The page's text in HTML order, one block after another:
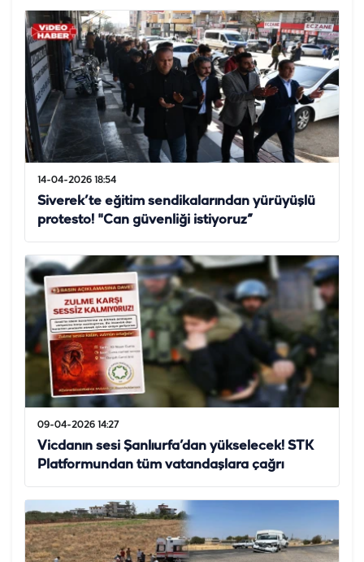
14-04-2026 18:54
Siverek’te eğitim sendikalarından yürüyüşlü
protesto! "Can güvenliği istiyoruz”
09-04-2026 14:27
Vicdanın sesi Şanlıurfa’dan yükselecek! STK
Platformundan tüm vatandaşlara çağrı